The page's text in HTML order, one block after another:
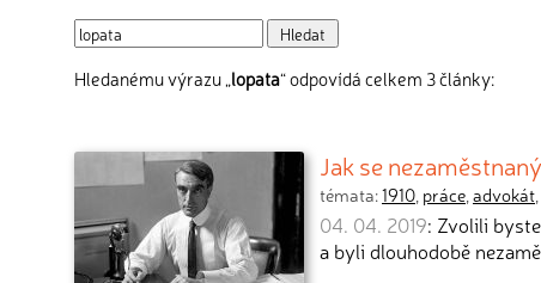
Hledanému výrazu „lopata“ odpovídá celkem 3 články:
Jak se
témata:1910, práce,advokát,
04. 04. 2019: Zvolili
a byli dlouhodobě